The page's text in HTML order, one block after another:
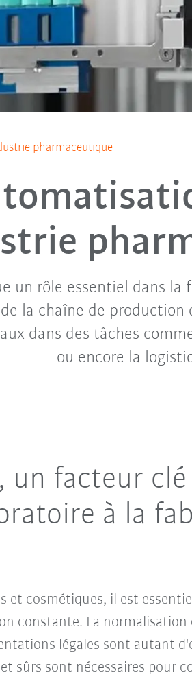
pharmaceutique
un rôle essentiel dans
la chaîne de production
dans des tâches
ou encore la
facteur clé
à la
et cosmétiques, il est
constante. La normalisation
légales sont autant
sûrs sont nécessaires pour